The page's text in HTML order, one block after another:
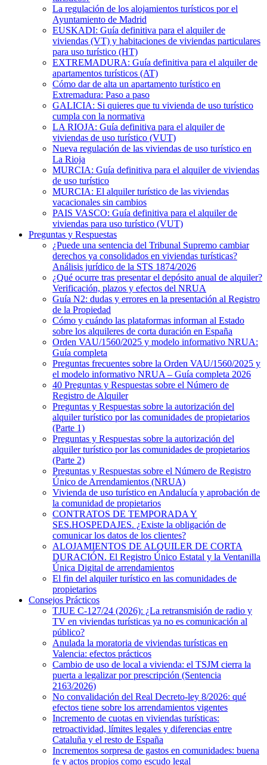
La regulación de los alojamientos turísticos por el
Ayuntamiento de Madrid
EUSKADI: Guía definitiva para el alquiler de
viviendas (VT) y habitaciones de viviendas particulares
para uso turístico (HT)
EXTREMADURA: Guía definitiva para el alquiler de
apartamentos turísticos (AT)
Cómo dar de alta un apartamento turístico en
Extremadura: Paso a paso
GALICIA: Si quieres que tu vivienda de uso turístico
cumpla con la normativa
LA RIOJA: Guía definitiva para el alquiler de
viviendas de uso turístico (VUT)
Nueva regulación de las viviendas de uso turístico en
La Rioja
MURCIA: Guía definitiva para el alquiler de viviendas
de uso turístico
MURCIA: El alquiler turístico de las viviendas
vacacionales sin cambios
PAIS VASCO: Guía definitiva para el alquiler de
viviendas para uso turístico (VUT)
Preguntas y Respuestas
¿Puede una sentencia del Tribunal Supremo cambiar
derechos ya consolidados en viviendas turísticas?
Análisis jurídico de la STS 1874/2026
¿Qué ocurre tras presentar el depósito anual de alquiler?
Verificación, plazos y efectos del NRUA
Guía N2: dudas y errores en la presentación al Registro
de la Propiedad
Cómo y cuándo las plataformas informan al Estado
sobre los alquileres de corta duración en España
Orden VAU/1560/2025 y modelo informativo NRUA:
Guía completa
Preguntas frecuentes sobre la Orden VAU/1560/2025 y
el modelo informativo NRUA – Guía completa 2026
40 Preguntas y Respuestas sobre el Número de
Registro de Alquiler
Preguntas y Respuestas sobre la autorización del
alquiler turístico por las comunidades de propietarios
(Parte 1)
Preguntas y Respuestas sobre la autorización del
alquiler turístico por las comunidades de propietarios
(Parte 2)
Preguntas y Respuestas sobre el Número de Registro
Único de Arrendamientos (NRUA)
Vivienda de uso turístico en Andalucía y aprobación de
la comunidad de propietarios
CONTRATOS DE TEMPORADA Y
SES.HOSPEDAJES. ¿Existe la obligación de
comunicar los datos de los clientes?
ALOJAMIENTOS DE ALQUILER DE CORTA
DURACIÓN. El Registro Único Estatal y la Ventanilla
Única Digital de arrendamientos
El fin del alquiler turístico en las comunidades de
propietarios
Consejos Prácticos
TJUE C-127/24 (2026): ¿La retransmisión de radio y
TV en viviendas turísticas ya no es comunicación al
público?
Anulada la moratoria de viviendas turísticas en
Valencia: efectos prácticos
Cambio de uso de local a vivienda: el TSJM cierra la
puerta a legalizar por prescripción (Sentencia
2163/2026)
No convalidación del Real Decreto-ley 8/2026: qué
efectos tiene sobre los arrendamientos vigentes
Incremento de cuotas en viviendas turísticas:
retroactividad, límites legales y diferencias entre
Cataluña y el resto de España
Incrementos sorpresa de gastos en comunidades: buena
fe y actos propios como escudo legal